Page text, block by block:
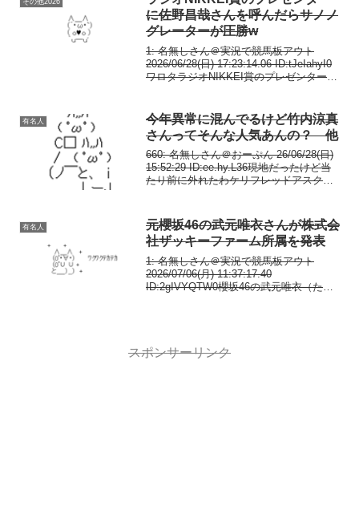
に佐野昌哉さんを呼んだらサノノ
グレーターが圧勝w
1: 名無しさん＠実況で競馬板アウト
2026/06/28(日) 17:23:14.06 ID:tJeIahyI0
ワロタラジオNIKKEI賞のプレゼンターは
有名人
今年異常に混んでるけど竹内涼真
さんってそんな人気あんの？ 他
660: 名無しさん＠おーぷん 26/06/28(日)
15:52:29 ID:ee.hy.L36現地だったけど当
たり前に外れたわケリフレッドアスクは
しさん＠おー...
有名人
元櫻坂46の武元唯衣さんが株式会
社ザッキーファーム所属を発表
1: 名無しさん＠実況で競馬板アウト
2026/07/06(月) 11:37:17.40
ID:2gIVYQTW0櫻坂46の武元唯衣（たけ
スポンサーリンク